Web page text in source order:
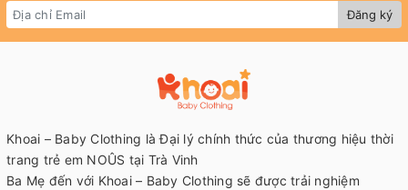
Đăng ký
Khoai – Baby Clothing là Đại lý chính thức của thương hiệu thời
trang trẻ em NOÛS tại Trà Vinh
Ba Mẹ đến với Khoai – Baby Clothing sẽ được trải nghiệm